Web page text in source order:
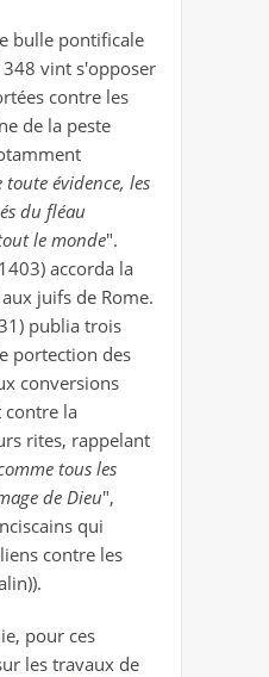
bulle pontificale
vint s'opposer
contre les
de la peste
toute évidence, les
du fléau
le monde".
accorda la
juifs de Rome.
publia trois
portection des
conversions
contre la
rites, rappelant
tous les
de Dieu",
qui
contre les
pour ces
les travaux de